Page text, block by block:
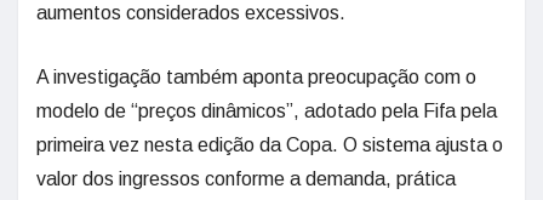
aumentos considerados excessivos.
A investigação também aponta preocupação com o
modelo de “preços dinâmicos”, adotado pela Fifa pela
primeira vez nesta edição da Copa. O sistema ajusta o
valor dos ingressos conforme a demanda, prática